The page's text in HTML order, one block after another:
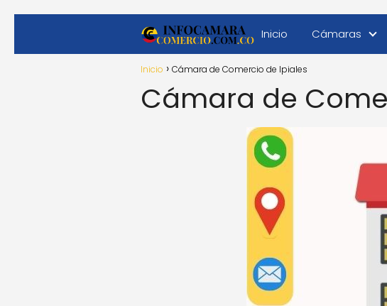
Inicio Cámaras
Inicio Cámara de Comercio de Ipiales
Cámara de